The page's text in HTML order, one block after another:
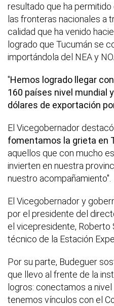
resultado que ha
las fronteras nacionales a
calidad que ha venido
logrado que Tucumán se
importándola del NEA y
"Hemos logrado llegar
160 países nivel mundial
dólares de exportación
El Vicegobernador
fomentamos la grieta en
aquellos que con mucho
invierten en nuestra
nuestro acompañamiento".
El Vicegobernador y
por el presidente del
el vicepresidente,
técnico de la Estación
Por su parte, Budeguer
que llevo al frente de la
logros: conectamos a
tenemos vínculos con el